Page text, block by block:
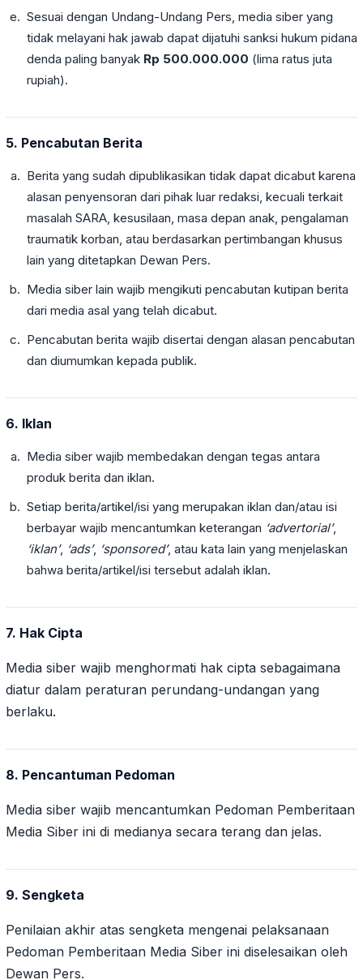
Sesuai dengan Undang-Undang Pers, media siber yang
tidak melayani hak jawab dapat dijatuhi sanksi hukum pidana
denda paling banyak Rp 500.000.000 (lima ratus juta
rupiah).
5. Pencabutan Berita
Berita yang sudah dipublikasikan tidak dapat dicabut karena
alasan penyensoran dari pihak luar redaksi, kecuali terkait
masalah SARA, kesusilaan, masa depan anak, pengalaman
traumatik korban, atau berdasarkan pertimbangan khusus
lain yang ditetapkan Dewan Pers.
Media siber lain wajib mengikuti pencabutan kutipan berita
dari media asal yang telah dicabut.
Pencabutan berita wajib disertai dengan alasan pencabutan
dan diumumkan kepada publik.
6. Iklan
Media siber wajib membedakan dengan tegas antara
produk berita dan iklan.
Setiap berita/artikel/isi yang merupakan iklan dan/atau isi
berbayar wajib mencantumkan keterangan ‘advertorial’,
‘iklan’, ‘ads’, ‘sponsored’, atau kata lain yang menjelaskan
bahwa berita/artikel/isi tersebut adalah iklan.
7. Hak Cipta
Media siber wajib menghormati hak cipta sebagaimana
diatur dalam peraturan perundang-undangan yang
berlaku.
8. Pencantuman Pedoman
Media siber wajib mencantumkan Pedoman Pemberitaan
Media Siber ini di medianya secara terang dan jelas.
9. Sengketa
Penilaian akhir atas sengketa mengenai pelaksanaan
Pedoman Pemberitaan Media Siber ini diselesaikan oleh
Dewan Pers.